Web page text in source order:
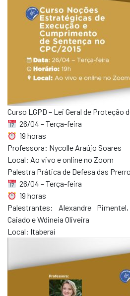
Curso LGPD – Lei Geral de Proteção
26/04 – Terça-feira
19 horas
Professora: Nycolle Araújo Soares
Local: Ao vivo e online no Zoom
Palestra Prática de Defesa das
26/04 – Terça-feira
19 horas
Palestrantes: Alexandre
Caiado e Wdineia Oliveira
Local: Itaberaí